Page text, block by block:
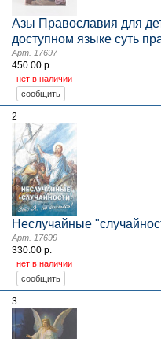
Азы Православия для
доступном языке суть
Арт. 17697
450.00 р.
нет в наличии
2
Неслучайные
Арт. 17699
330.00 р.
нет в наличии
3